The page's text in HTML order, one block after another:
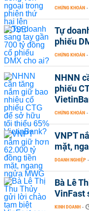
CHỨNG KHOÁN -
Tự
phiếu
CHỨNG KHOÁN -
NHNN
phiếu
CHỨNG KHOÁN -
VNPT
mặt,
DOANH NGHIỆP -
Bà Lê
VinFast
KINH DOANH -